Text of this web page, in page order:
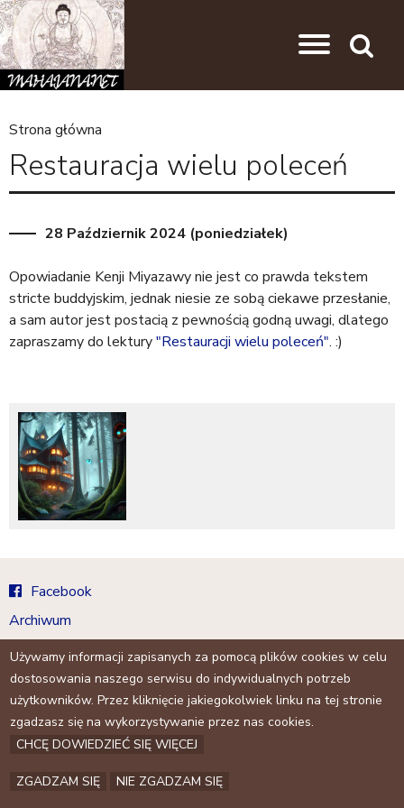
J
e
t
e
ś
t
u
a
Strona główna
Restauracja wielu poleceń
28 Październik 2024 (poniedziałek)
Opowiadanie Kenji Miyazawy nie jest co prawda tekstem
stricte buddyjskim, jednak niesie ze sobą ciekawe przesłanie,
a sam autor jest postacią z pewnością godną uwagi, dlatego
zapraszamy do lektury"Restauracji wielu poleceń". :)
Facebook
Archiwum
Kontakt
Używamy informacji zapisanych za pomocą plików cookies w celu
dostosowania naszego serwisu do indywidualnych potrzeb
użytkowników. Przez kliknięcie jakiegokolwiek linku na tej stronie
zgadzasz się na wykorzystywanie przez nas cookies.
CHCĘ DOWIEDZIEĆ SIĘ WIĘCEJ
ZGADZAM SIĘ NIE ZGADZAM SIĘ